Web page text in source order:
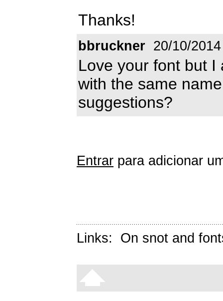
Thanks!
bbruckner 20/10/2014
Love your font but
with the same
suggestions?
Entrar para adicionar
Links: On snot and